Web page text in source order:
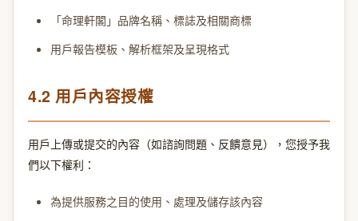
「命理軒閣」品牌名稱、標誌及相關商標
用戶報告模板、解析框架及呈現格式
4.2 用戶內容授權
用戶上傳或提交的內容（如諮詢問題、反饋意見），您授予我
們以下權利：
為提供服務之目的使用、處理及儲存該內容